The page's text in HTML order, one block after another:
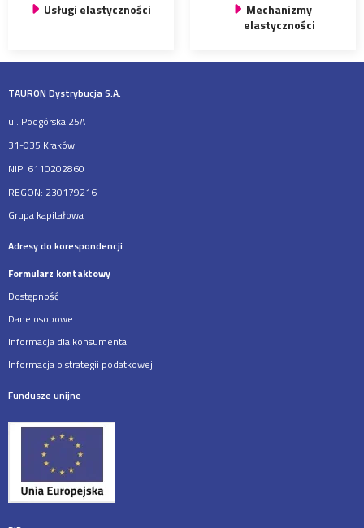
Usługi elastyczności
Mechanizmy
elastyczności
TAURON Dystrybucja S.A.
ul. Podgórska 25A
31-035 Kraków
NIP: 6110202860
REGON: 230179216
Grupa kapitałowa
Adresy do korespondencji
Formularz kontaktowy
Dostępność
Dane osobowe
Informacja dla konsumenta
Informacja o strategii podatkowej
Fundusze unijne